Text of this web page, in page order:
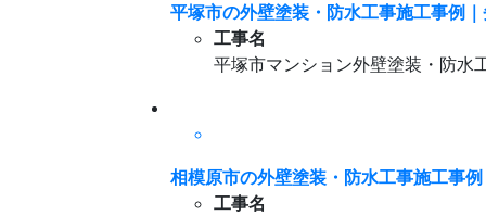
平塚市の外壁塗装・防水工事施工事例
工事名
平塚市マンション外壁塗装・防水
相模原市の外壁塗装・防水工事施工事
工事名